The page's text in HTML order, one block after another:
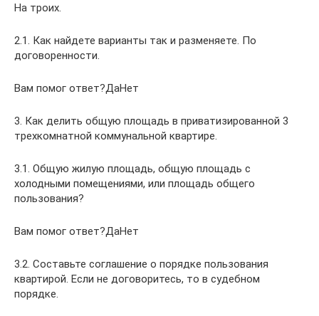
На троих.
2.1. Как найдете варианты так и разменяете. По
договоренности.
Вам помог ответ?ДаНет
3. Как делить общую площадь в приватизированной 3
трехкомнатной коммунальной квартире.
3.1. Общую жилую площадь, общую площадь с
холодными помещениями, или площадь общего
пользования?
Вам помог ответ?ДаНет
3.2. Составьте соглашение о порядке пользования
квартирой. Если не договоритесь, то в судебном
порядке.